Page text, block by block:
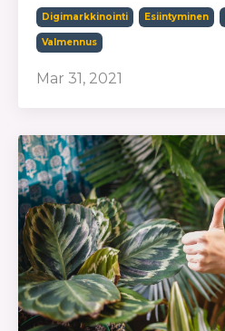
Digimarkkinointi Esiintyminen
Valmennus
Mar 31, 2021